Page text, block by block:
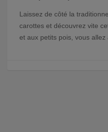
Laissez de côté la
carottes et découvrez vite
et aux petits pois, vous allez